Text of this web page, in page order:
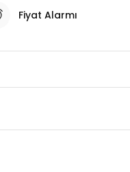
Fiyat Alarmı